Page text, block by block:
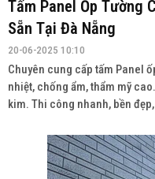
Tấm Panel Ốp Tường
Sẵn Tại Đà Nẵng
20-06-2025 10:10
Chuyên cung cấp tấm Panel
nhiệt, chống ẩm, thẩm mỹ
kim. Thi công nhanh, bền